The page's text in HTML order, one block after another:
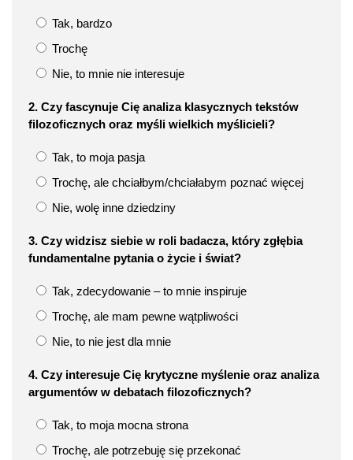
Tak, bardzo
Trochę
Nie, to mnie nie interesuje
2. Czy fascynuje Cię analiza klasycznych tekstów
filozoficznych oraz myśli wielkich myślicieli?
Tak, to moja pasja
Trochę, ale chciałbym/chciałabym poznać więcej
Nie, wolę inne dziedziny
3. Czy widzisz siebie w roli badacza, który zgłębia
fundamentalne pytania o życie i świat?
Tak, zdecydowanie – to mnie inspiruje
Trochę, ale mam pewne wątpliwości
Nie, to nie jest dla mnie
4. Czy interesuje Cię krytyczne myślenie oraz analiza
argumentów w debatach filozoficznych?
Tak, to moja mocna strona
Trochę, ale potrzebuję się przekonać